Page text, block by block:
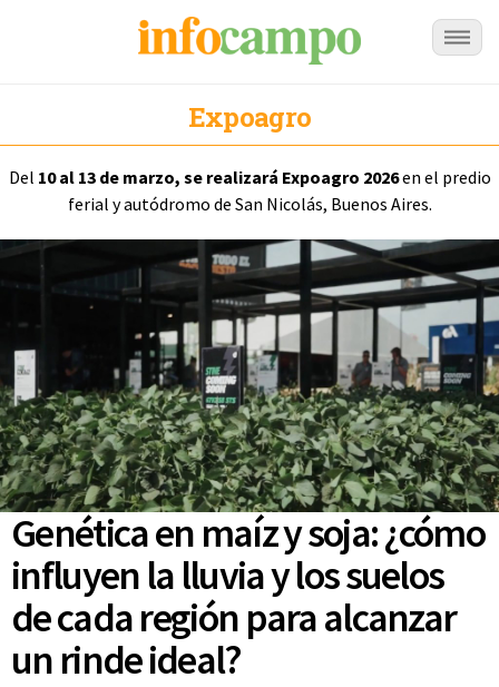
Expoagro
Del 10 al 13 de marzo, se realizará Expoagro 2026en el predio
ferial y autódromo de San Nicolás, Buenos Aires.
Genética en maíz y soja: ¿cómo
influyen la lluvia y los suelos
de cada región para alcanzar
un rinde ideal?